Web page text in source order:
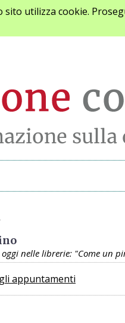
sito utilizza cookie.
nelle librerie: "Come un
appuntamenti